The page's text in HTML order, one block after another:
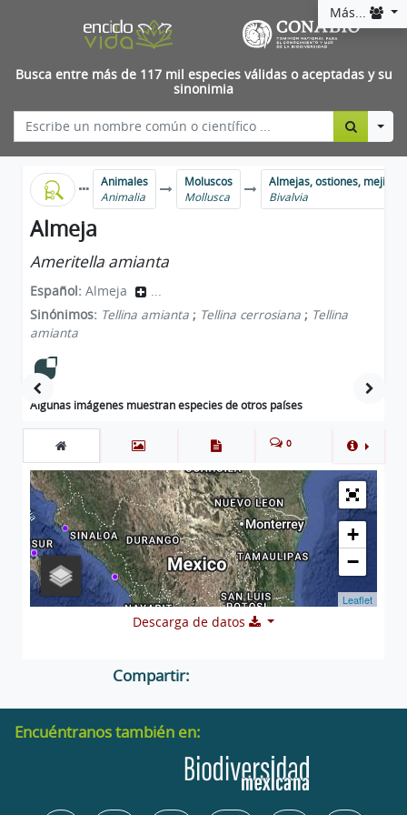
Más...
Busca entre más de 117 mil especies válidas o aceptadas y su
sinonimia
Animales
Animalia
Moluscos
Mollusca
Almejas, ostiones,
Bivalvia
Almeja
Ameritella amianta
Español: Almeja
...
Sinónimos: Tellina amianta ; Tellina cerrosiana ; Tellina
amianta
Algunas imágenes muestran especies de otros países
0
+
−
Leaflet
Descarga de datos
Compartir:
Encuéntranos también en: